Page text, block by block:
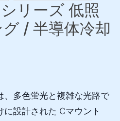
リーズ 低照
/ 半導体冷却
、多色蛍光と複雑な光路で
設計された Cマウント